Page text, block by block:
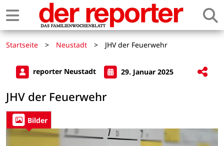
Startseite > Neustadt > JHV der Feuerwehr
reporter Neustadt 29. Januar 2025
JHV der Feuerwehr
Bilder